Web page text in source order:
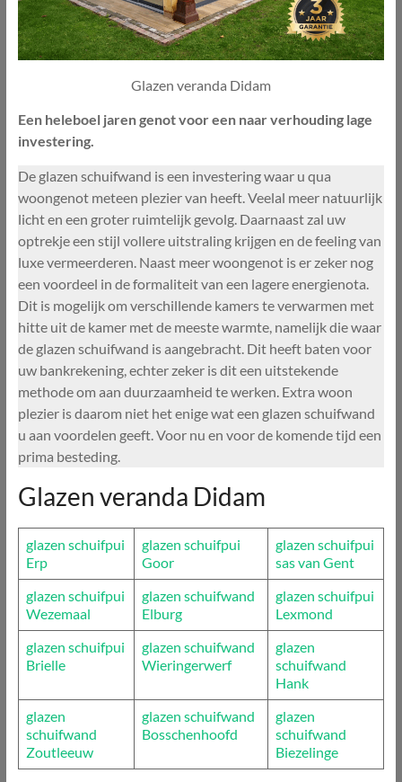
Glazen veranda Didam
Een heleboel jaren genot voor een naar verhouding lage
investering.
De glazen schuifwand is een investering waar u qua
woongenot meteen plezier van heeft. Veelal meer natuurlijk
licht en een groter ruimtelijk gevolg. Daarnaast zal uw
optrekje een stijl vollere uitstraling krijgen en de feeling van
luxe vermeerderen. Naast meer woongenot is er zeker nog
een voordeel in de formaliteit van een lagere energienota.
Dit is mogelijk om verschillende kamers te verwarmen met
hitte uit de kamer met de meeste warmte, namelijk die waar
de glazen schuifwand is aangebracht. Dit heeft baten voor
uw bankrekening, echter zeker is dit een uitstekende
methode om aan duurzaamheid te werken. Extra woon
plezier is daarom niet het enige wat een glazen schuifwand
u aan voordelen geeft. Voor nu en voor de komende tijd een
prima besteding.
Glazen veranda Didam
glazen schuifpui
Erp
glazen schuifpui
Goor
glazen schuifpui
sas van Gent
glazen schuifpui
Wezemaal
glazen schuifwand
Elburg
glazen schuifpui
Lexmond
glazen schuifpui
Brielle
glazen schuifwand
Wieringerwerf
glazen
schuifwand
Hank
glazen
schuifwand
Zoutleeuw
glazen schuifwand
Bosschenhoofd
glazen
schuifwand
Biezelinge